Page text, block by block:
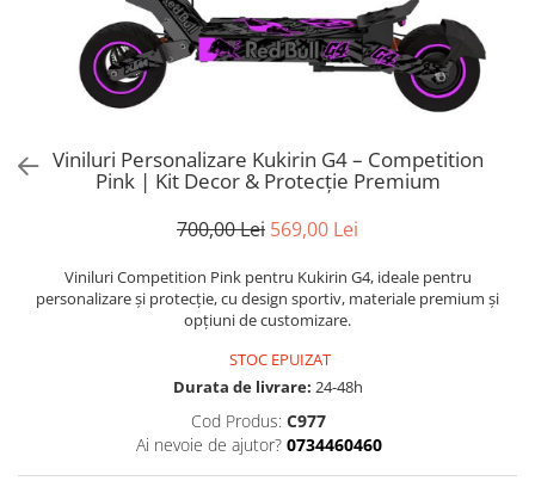
Trotinete Peste 3000 Lei
Trotinete cu Scaun
Trotinete cu Cheie
Trotinete cu Baterie Detașabilă
Trotinete cu Cheie
Trotinete cu Suspensii
Trotinete cu Ghidon Reglabil
ATV 200cc
ATV 1000W
ATV 1500W
Suporturi pentru telefon
Oglinzi retrovizoare
Ornamente, stickere & viniluri
Iluminare decorativă
KuKirin G3
KuKirin G2 Master
KuKirin G1 Pro
KuKirin V2
KuKirin S1 Max
KuKirin G2 Ultra
KuKirin T3
Anvelope pneumatice
Anvelope solide
Viniluri Personalizare Kukirin G4 – Competition
Pink | Kit Decor & Protecție Premium
700,00 Lei 569,00 Lei
Viniluri Competition Pink pentru Kukirin G4, ideale pentru
personalizare și protecție, cu design sportiv, materiale premium și
opțiuni de customizare.
STOC EPUIZAT
Durata de livrare: 24-48h
Cod Produs: C977
Ai nevoie de ajutor? 0734460460